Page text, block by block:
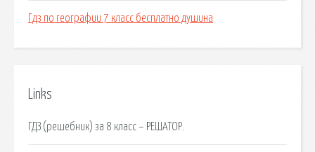
Гдз по географии 7 класс бесплатно душина
Links
ГДЗ (решебник) за 8 класс – РЕШАТОР.